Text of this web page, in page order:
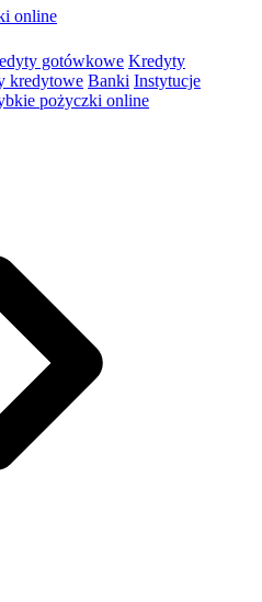
online
gotówkowe Kredyty
kredytowe Banki Instytucje
pożyczki online